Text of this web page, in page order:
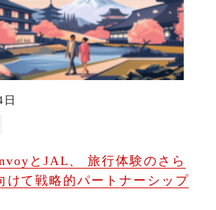
とJAL、 旅行体験のさら
けて戦略的パートナーシップ